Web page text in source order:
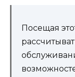
Посещая